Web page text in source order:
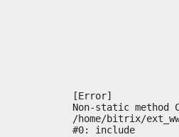
[Error]
Non-static method
/home/bitrix/
#0: include